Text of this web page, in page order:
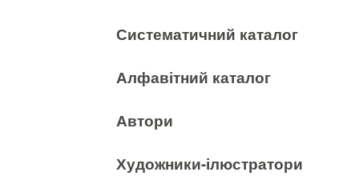
Систематичний каталог
Алфавітний каталог
Автори
Художники-ілюстратори